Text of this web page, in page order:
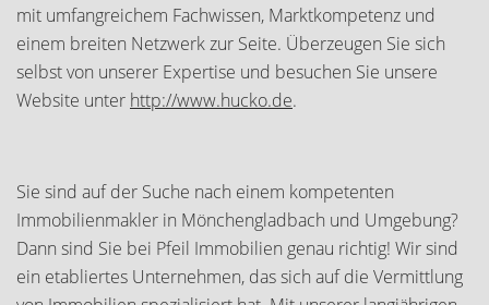
mit umfangreichem Fachwissen, Marktkompetenz und
einem breiten Netzwerk zur Seite. Überzeugen Sie sich
selbst von unserer Expertise und besuchen Sie unsere
Website unter http://www.hucko.de.
Sie sind auf der Suche nach einem kompetenten
Immobilienmakler in Mönchengladbach und Umgebung?
Dann sind Sie bei Pfeil Immobilien genau richtig! Wir sind
ein etabliertes Unternehmen, das sich auf die Vermittlung